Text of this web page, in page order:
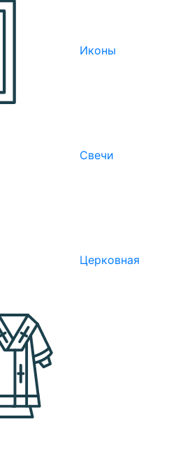
Иконы
Свечи
Церковная